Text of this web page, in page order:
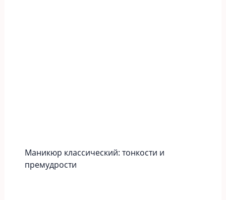
Маникюр классический: тонкости и
премудрости